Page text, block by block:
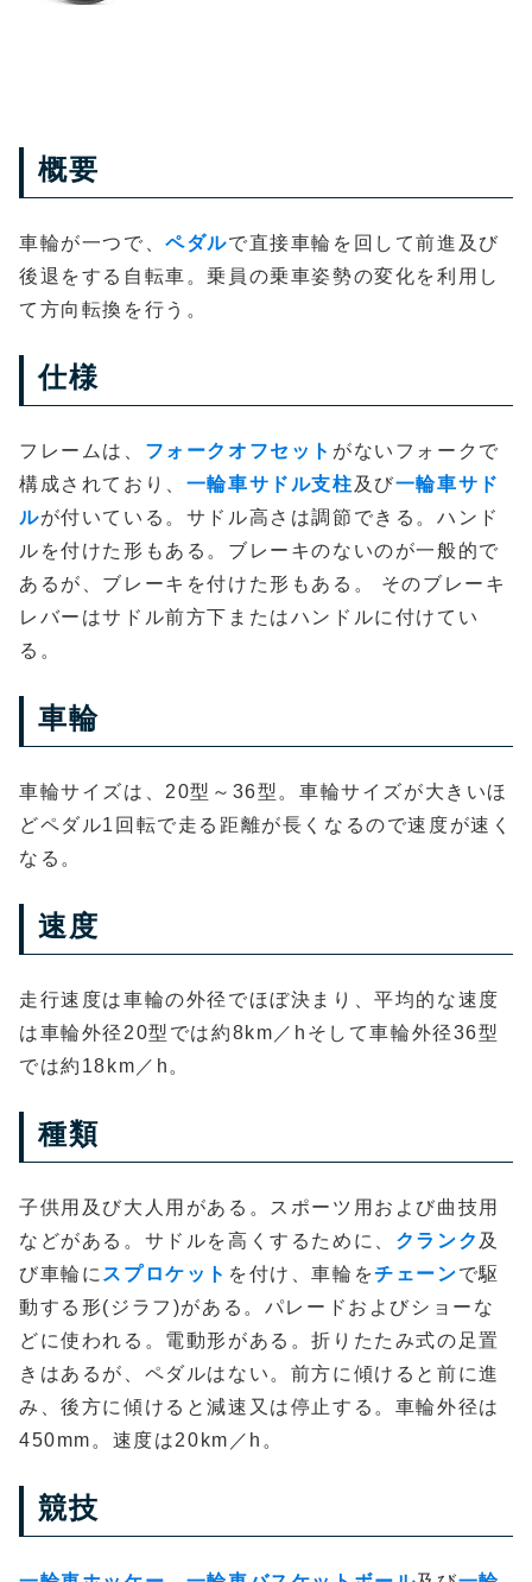
概要
車輪が一つで、ペダルで直接車輪を回して前進及び
後退をする自転車。乗員の乗車姿勢の変化を利用し
て方向転換を行う。
仕様
フレームは、 フォークオフセット がないフォークで
構成されており、 一輪車サドル支柱 及び一輪車サド
ルが付いている。サドル高さは調節できる。ハンド
ルを付けた形もある。ブレーキのないのが一般的で
あるが、ブレーキを付けた形もある。 そのブレーキ
レバーはサドル前方下またはハンドルに付けてい
る。
車輪
車輪サイズは、20型～36型。車輪サイズが大きいほ
どペダル1回転で走る距離が長くなるので速度が速く
なる。
速度
走行速度は車輪の外径でほぼ決まり、平均的な速度
は車輪外径20型では約8km／hそして車輪外径36型
では約18km／h。
種類
子供用及び大人用がある。スポーツ用および曲技用
などがある。サドルを高くするために、 クランク 及
び車輪に スプロケット を付け、車輪をチェーンで駆
動する形(ジラフ)がある。パレードおよびショーな
どに使われる。電動形がある。折りたたみ式の足置
きはあるが、ペダルはない。前方に傾けると前に進
み、後方に傾けると減速又は停止する。車輪外径は
450mm。速度は20km／h。
競技